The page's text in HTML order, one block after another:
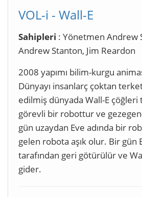
VOL-i - Wall-E
Sahipleri : Yönetmen Andrew
Andrew Stanton, Jim Reardon
2008 yapımı bilim-kurgu
Dünyayı insanlarç çoktan
edilmiş dünyada Wall-E çöğleri
görevli bir robottur ve
gün uzaydan Eve adında bir
gelen robota aşık olur. Bir gün
tarafından geri götürülür ve
gider.